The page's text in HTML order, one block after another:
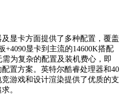
显卡方面提供了多种配置，覆盖
+4090显卡到主流的14600K搭配
为复杂的配置及装机费心，即
置方案。英特尔酷睿处理器和40
游戏和设计渲染提供了优质的支
。